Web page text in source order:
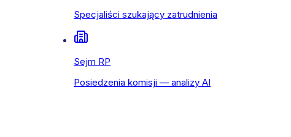
Specjaliści szukający zatrudnienia
Sejm RP
Posiedzenia komisji — analizy AI